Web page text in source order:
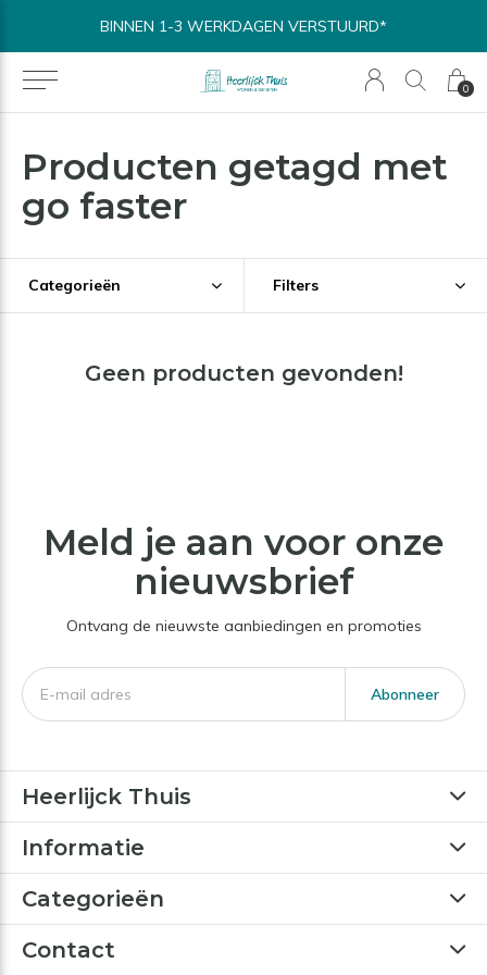
0
BINNEN 1-3 WERKDAGEN VERSTUURD*
Producten getagd met
go faster
Categorieën Filters
Geen producten gevonden!
Meld je aan voor onze
nieuwsbrief
Ontvang de nieuwste aanbiedingen en promoties
Abonneer
Heerlijck Thuis
Informatie
Categorieën
Contact